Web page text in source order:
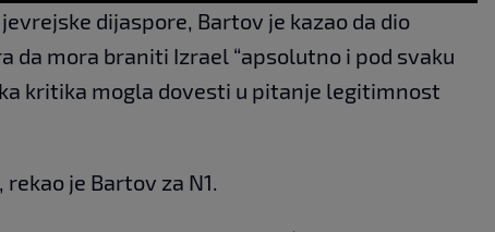
dijaspore, Bartov je kazao da dio
da mora braniti Izrael “apsolutno i pod svaku
kritika mogla dovesti u pitanje legitimnost
, rekao je Bartov za N1.